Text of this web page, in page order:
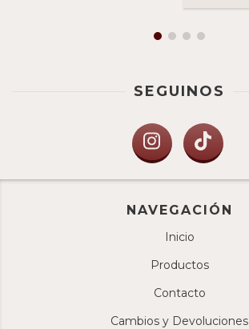
SEGUINOS
NAVEGACIÓN
Inicio
Productos
Contacto
Cambios y Devoluciones